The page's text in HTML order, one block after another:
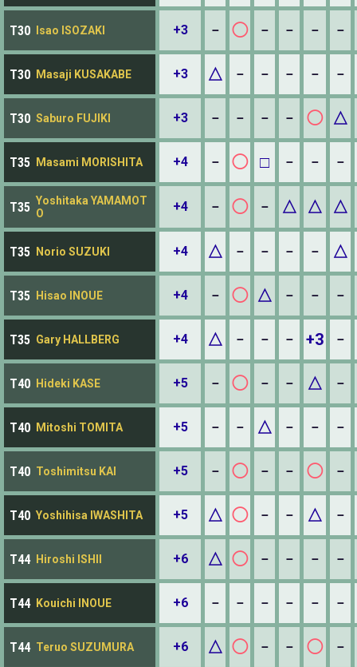
T30 Isao ISOZAKI +3 － ◯ － － － －
T30 Masaji KUSAKABE +3 △ － － － － －
T30 Saburo FUJIKI +3 － － － － ◯ △
T35 Masami MORISHITA +4 － ◯ □ － － －
T35 Yoshitaka YAMAMOT
O
+4 － ◯ － △ △ △
T35 Norio SUZUKI +4 △ － － － － △
T35 Hisao INOUE +4 － ◯ △ － － －
T35 Gary HALLBERG +4 △ － － － +3 －
T40 Hideki KASE +5 － ◯ － － △ －
T40 Mitoshi TOMITA +5 － － △ － － －
T40 Toshimitsu KAI +5 － ◯ － － ◯ －
T40 Yoshihisa IWASHITA +5 △ ◯ － － △ －
T44 Hiroshi ISHII +6 △ ◯ － － － －
T44 Kouichi INOUE +6 － － － － － －
T44 Teruo SUZUMURA +6 △ ◯ － － ◯ －